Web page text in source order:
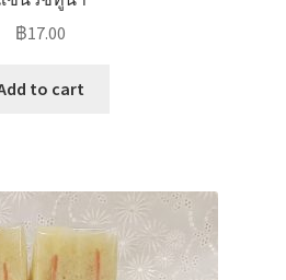
฿17.00
to cart